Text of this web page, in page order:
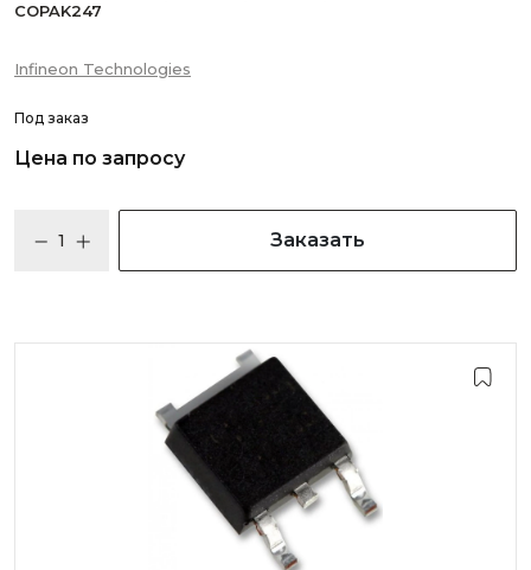
COPAK247
Infineon Technologies
Под заказ
Цена по запросу
Заказать